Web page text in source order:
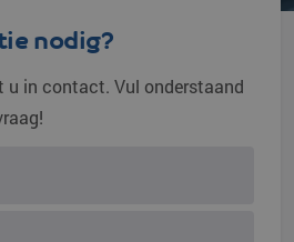
nodig?
u in contact. Vul onderstaand